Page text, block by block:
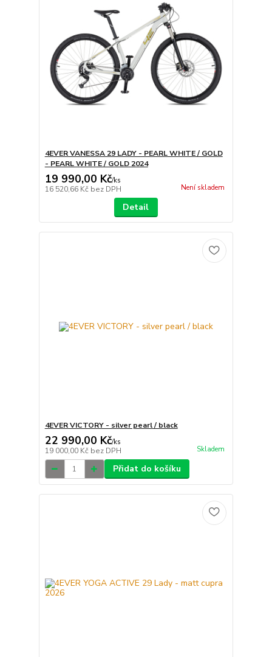
4EVER VANESSA 29 LADY - PEARL WHITE / GOLD
- PEARL WHITE / GOLD 2024
19 990,00 Kč/ks
16 520,66 Kč bez DPH Není skladem
Detail
4EVER VICTORY - silver pearl / black
22 990,00 Kč/ks
19 000,00 Kč bez DPH Skladem
Přidat do košíku